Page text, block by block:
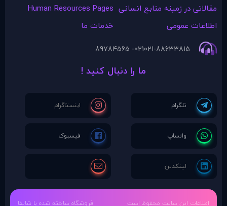
مقالاتی در زمينه منابع انسانی Human Resources Pages
اطلاعات عمومی
خدمات ما
021-88633815
021- 89784565
ما را دنبال کنید !
اطلاعات این سایت محفوظ است فروشگاه ساخته شده با شاپفا